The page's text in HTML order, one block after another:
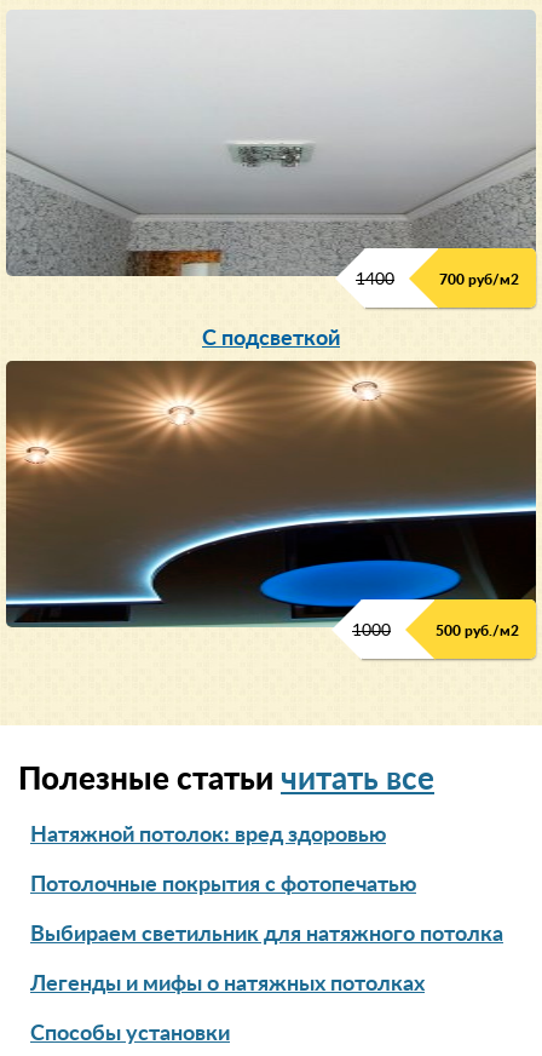
1400 700 руб/м2
С подсветкой
1000 500 руб./м2
Полезные статьи читать все
Натяжной потолок: вред здоровью
Потолочные покрытия с фотопечатью
Выбираем светильник для натяжного потолка
Легенды и мифы о натяжных потолках
Способы установки